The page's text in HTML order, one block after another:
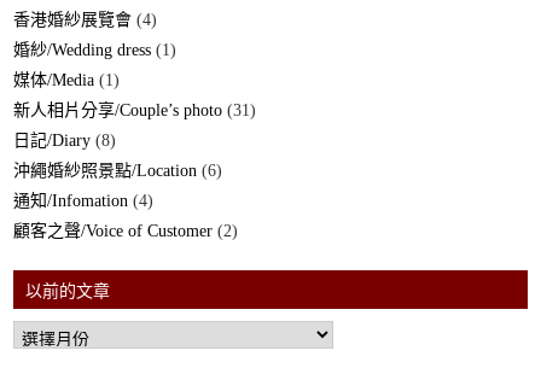
香港婚紗展覽會 (4)
婚紗/Wedding dress (1)
媒体/Media (1)
新人相片分享/Couple’s photo (31)
日記/Diary (8)
沖繩婚紗照景點/Location (6)
通知/Infomation (4)
顧客之聲/Voice of Customer (2)
以前的文章